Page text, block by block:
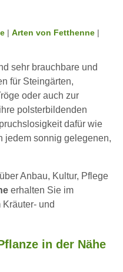
Arten von Fetthenne
sehr brauchbare und
für Steingärten,
oder auch zur
polsterbildenden
dafür wie
jedem sonnig gelegenen,
Anbau, Kultur, Pflege
erhalten Sie im
und
in der Nähe